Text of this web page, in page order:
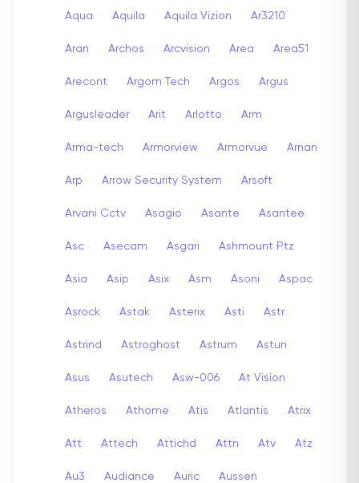
Aqua Aquila Aquila Vizion Ar3210
Aran Archos Arcvision Area Area51
Arecont Argom Tech Argos Argus
Argusleader Arit Arlotto Arm
Arma-tech Armorview Armorvue Arnan
Arp Arrow Security System Arsoft
Arvani Cctv Asagio Asante Asantee
Asc Asecam Asgari Ashmount Ptz
Asia Asip Asix Asm Asoni Aspac
Asrock Astak Asterix Asti Astr
Astrind Astroghost Astrum Astun
Asus Asutech Asw-006 At Vision
Atheros Athome Atis Atlantis Atrix
Att Attech Attichd Attn Atv Atz
Au3 Audiance Auric Aussen